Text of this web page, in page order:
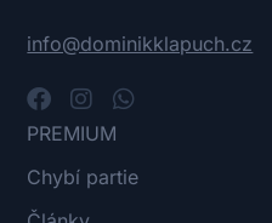
info@dominikklapuch.cz
PREMIUM
Chybí partie